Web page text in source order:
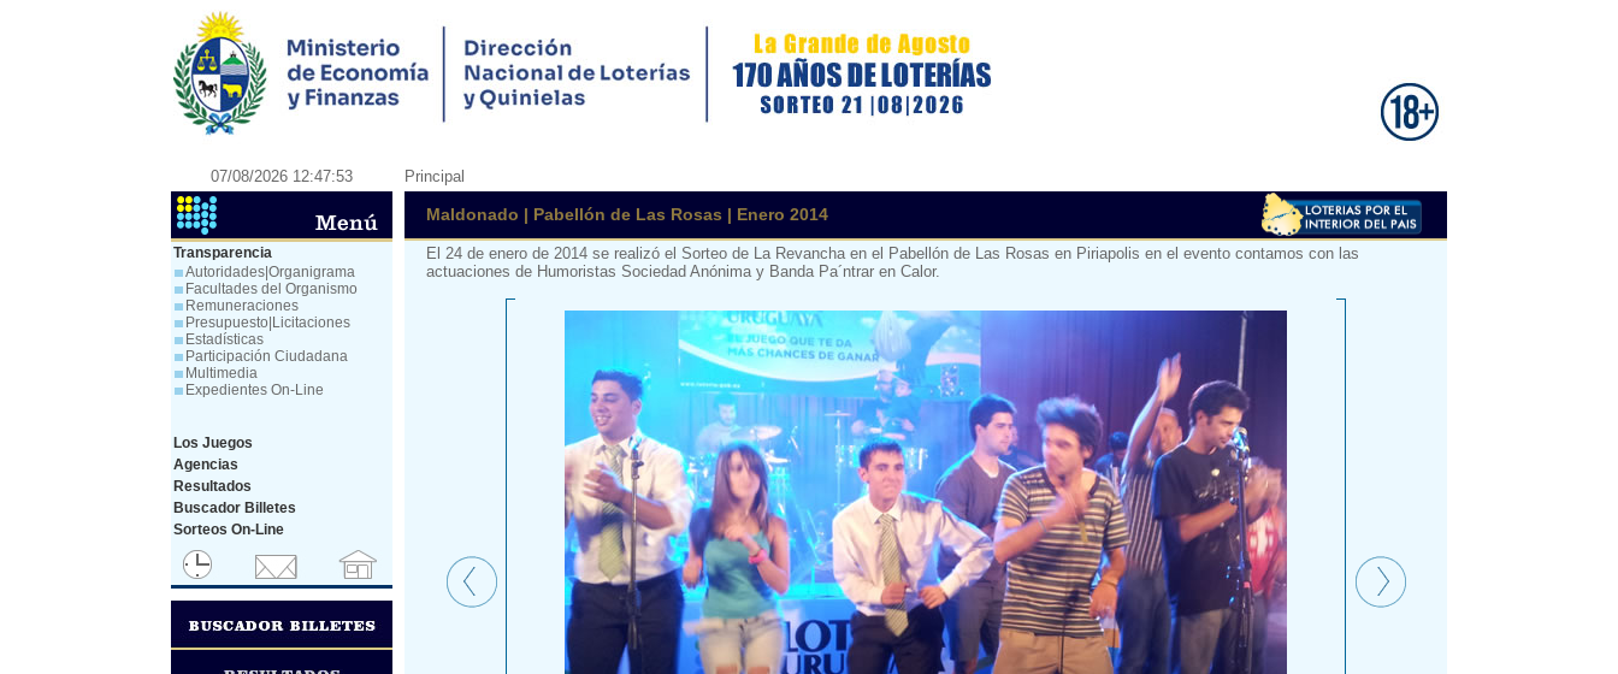
07/08/2026 12:47:53 Principal
Transparencia
Autoridades|Organigrama
Facultades del Organismo
Remuneraciones
Presupuesto|Licitaciones
Estadísticas
Participación Ciudadana
Multimedia
Expedientes On-Line
Los Juegos
Agencias
Resultados
Buscador Billetes
Sorteos On-Line
Maldonado | Pabellón de Las Rosas | Enero 2014
El 24 de enero de 2014 se realizó el Sorteo de La Revancha en el Pabellón de Las Rosas en Piriapolis en el evento contamos con las
actuaciones de Humoristas Sociedad Anónima y Banda Pa´ntrar en Calor.